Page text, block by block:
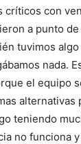
críticos con
a punto
tuvimos
nada.
el equipo
alternativas
teniendo
no funciona